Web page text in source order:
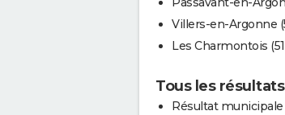
Villers-en-Argonne
Les Charmontois
Tous les
Résultat